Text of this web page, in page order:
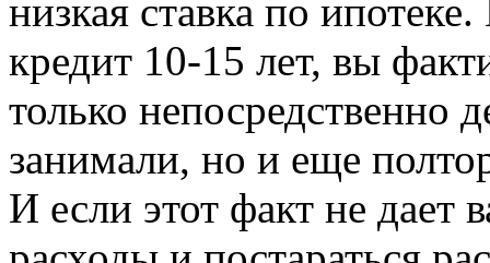
низкая ставка по
кредит 10-15 лет, вы
только непосредственно
занимали, но и еще
И если этот факт не дает